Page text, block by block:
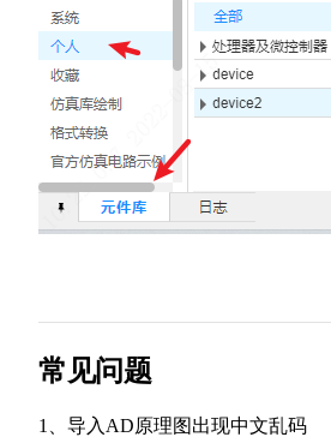
常见问题
1、导入AD原理图出现中文乱码